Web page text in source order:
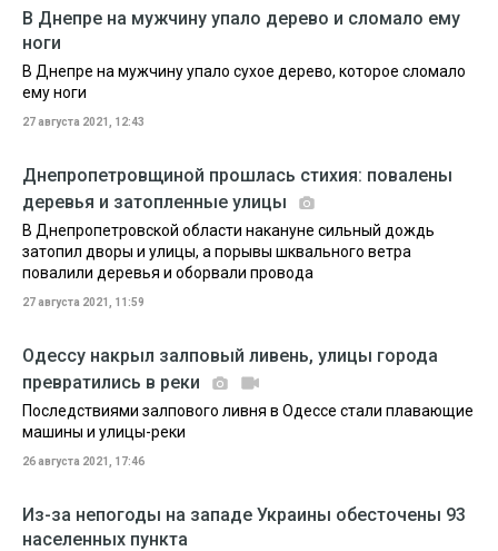
В Днепре на мужчину упало дерево и сломало ему
ноги
В Днепре на мужчину упало сухое дерево, которое сломало
ему ноги
27 августа 2021, 12:43
Днепропетровщиной прошлась стихия: повалены
деревья и затопленные улицы
В Днепропетровской области накануне сильный дождь
затопил дворы и улицы, а порывы шквального ветра
повалили деревья и оборвали провода
27 августа 2021, 11:59
Одессу накрыл залповый ливень, улицы города
превратились в реки
Последствиями залпового ливня в Одессе стали плавающие
машины и улицы-реки
26 августа 2021, 17:46
Из-за непогоды на западе Украины обесточены 93
населенных пункта